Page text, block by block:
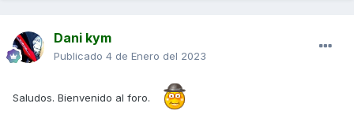
Dani kym
Publicado 4 de Enero del 2023
Saludos. Bienvenido al foro.